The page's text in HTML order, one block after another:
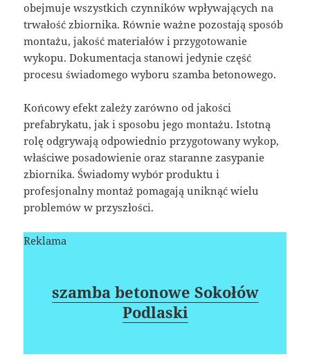
obejmuje wszystkich czynników wpływających na
trwałość zbiornika. Równie ważne pozostają sposób
montażu, jakość materiałów i przygotowanie
wykopu. Dokumentacja stanowi jedynie część
procesu świadomego wyboru szamba betonowego.
Końcowy efekt zależy zarówno od jakości
prefabrykatu, jak i sposobu jego montażu. Istotną
rolę odgrywają odpowiednio przygotowany wykop,
właściwe posadowienie oraz staranne zasypanie
zbiornika. Świadomy wybór produktu i
profesjonalny montaż pomagają uniknąć wielu
problemów w przyszłości.
Reklama
szamba betonowe Sokołów
Podlaski